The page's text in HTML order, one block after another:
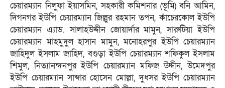
চেয়ারম্যান নিলুফা ইয়াসমিন, সহকারী কমিশনার (ভূমি) বনি আমিন,
দিগনগর ইউপি চেয়ারম্যান জিল্লুর রহমান তপন, কাঁচেরকোল ইউপি
চেয়ারম্যান এ্যাড. সালাহউদ্দীন জোয়ার্দার মামুন, সারুটিয়া ইউপি
চেয়ারম্যান মাহমুদুল হাসান মামুন, মনোহরপুর ইউপি চেয়ারম্যান
জাহিদুল ইসলাম জাহিদ, বগুড়া ইউপি চেয়ারম্যান শফিকুল ইসলাম
শিমুল, নিত্যানন্দনপুর ইউপি চেয়ারম্যান মফিজ উদ্দীন, উমেদপুর
ইউপি চেয়ারম্যান সাব্দার হোসেন মোল্লা, দুধসর ইউপি চেয়ারম্যান